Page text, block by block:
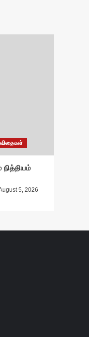
நித்தியம்
5, 2026